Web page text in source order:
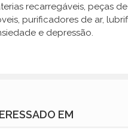
recarregáveis, peças
purificadores de ar,
e depressão.
EM